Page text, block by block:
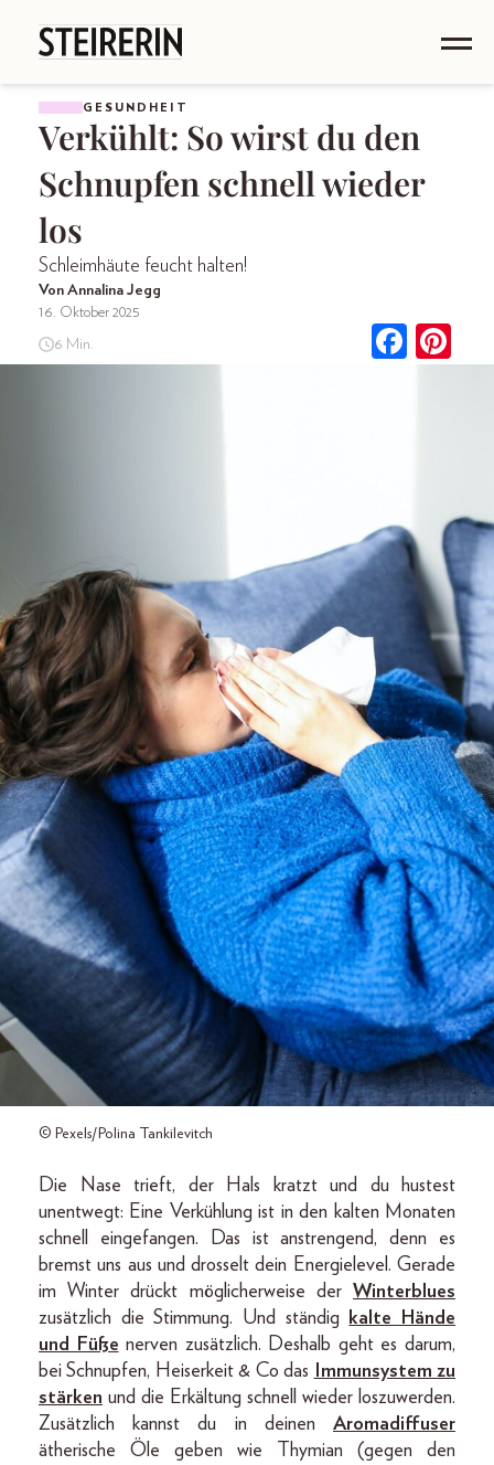
GESUNDHEIT
Verkühlt: So wirst du den
Schnupfen schnell wieder
los
Schleimhäute feucht halten!
Von Annalina Jegg
16. Oktober 2025
6 Min.
© Pexels/Polina Tankilevitch
Die Nase trieft, der Hals kratzt und du hustest
unentwegt: Eine Verkühlung ist in den kalten Monaten
schnell eingefangen. Das ist anstrengend, denn es
bremst uns aus und drosselt dein Energielevel. Gerade
im Winter drückt möglicherweise der Winterblues
zusätzlich die Stimmung. Und ständig
kalte Hände
und Füße nerven zusätzlich. Deshalb geht es darum,
bei Schnupfen, Heiserkeit & Co das
Immunsystem zu
stärken und die Erkältung schnell wieder loszuwerden.
Zusätzlich kannst du in deinen Aromadiffuser
ätherische Öle geben wie Thymian (gegen den